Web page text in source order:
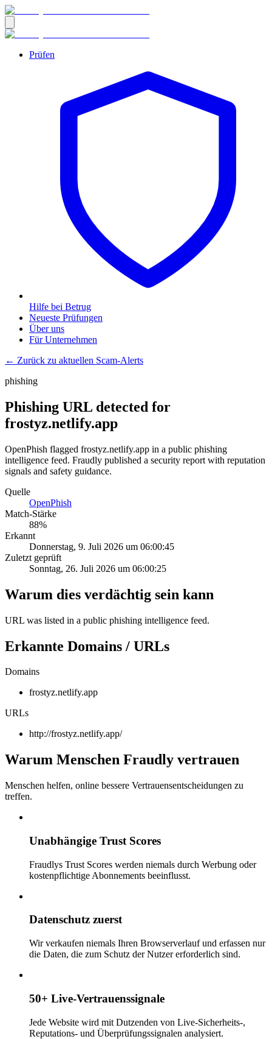
Prüfen
Hilfe bei Betrug
Neueste Prüfungen
Über uns
Für Unternehmen
← Zurück zu aktuellen Scam-Alerts
phishing
Phishing URL detected for
frostyz.netlify.app
OpenPhish flagged frostyz.netlify.app in a public phishing
intelligence feed. Fraudly published a security report with reputation
signals and safety guidance.
Quelle
OpenPhish
Match-Stärke
88%
Erkannt
Donnerstag, 9. Juli 2026 um 06:00:45
Zuletzt geprüft
Sonntag, 26. Juli 2026 um 06:00:25
Warum dies verdächtig sein kann
URL was listed in a public phishing intelligence feed.
Erkannte Domains / URLs
Domains
frostyz.netlify.app
URLs
http://frostyz.netlify.app/
Warum Menschen Fraudly vertrauen
Menschen helfen, online bessere Vertrauensentscheidungen zu
treffen.
Unabhängige Trust Scores
Fraudlys Trust Scores werden niemals durch Werbung oder
kostenpflichtige Abonnements beeinflusst.
Datenschutz zuerst
Wir verkaufen niemals Ihren Browserverlauf und erfassen nur
die Daten, die zum Schutz der Nutzer erforderlich sind.
50+ Live-Vertrauenssignale
Jede Website wird mit Dutzenden von Live-Sicherheits-,
Reputations- und Überprüfungssignalen analysiert.